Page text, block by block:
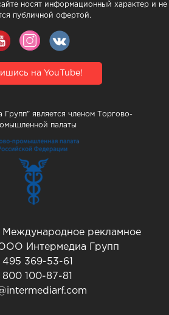
носят информационный характер и не
публичной офертой.
на YouTube!
является членом Торгово-
палаты
рекламное
ООО Интермедиа Групп
495 369-53-61
800 100-87-81